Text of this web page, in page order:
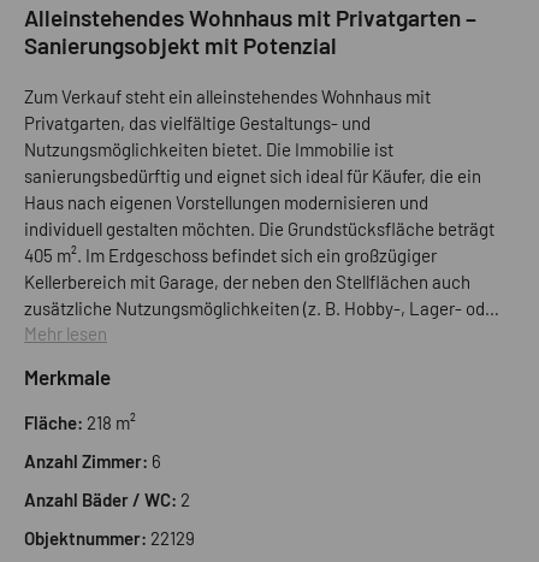
Alleinstehendes Wohnhaus mit Privatgarten –
Sanierungsobjekt mit Potenzial
Zum Verkauf steht ein alleinstehendes Wohnhaus mit
Privatgarten, das vielfältige Gestaltungs- und
Nutzungsmöglichkeiten bietet. Die Immobilie ist
sanierungsbedürftig und eignet sich ideal für Käufer, die ein
Haus nach eigenen Vorstellungen modernisieren und
individuell gestalten möchten. Die Grundstücksfläche beträgt
405 m². Im Erdgeschoss befindet sich ein großzügiger
Kellerbereich mit Garage, der neben den Stellflächen auch
zusätzliche Nutzungsmöglichkeiten (z. B. Hobby-, Lager- oder
Technikräume) bietet. Das Obergeschoss umfasst zwei
sowie eine Terrasse. Im Dachgeschoss stehen ein weiteres
Schlafzimmer, ein Badezimmer und ein Hobbyraum zur
entsteht. Der private Garten rundet das Angebot ab und bietet
ausreichend Platz für Erholung, Freizeitgestaltung oder
Gelegenheit sowohl für Eigennutzer als auch für Investoren,
Mehr lesen
Merkmale
Fläche: 218 m²
Anzahl Zimmer: 6
Anzahl Bäder / WC: 2
Objektnummer: 22129